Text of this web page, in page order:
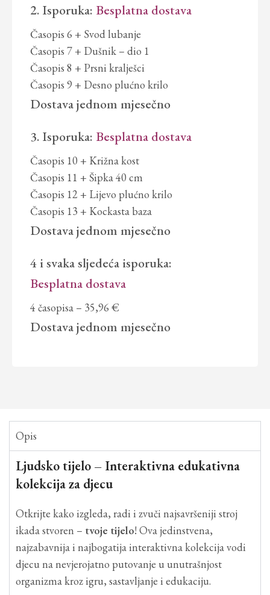
2. Isporuka: Besplatna dostava
Časopis 6 + Svod lubanje
Časopis 7 + Dušnik – dio 1
Časopis 8 + Prsni kralješci
Časopis 9 + Desno plućno krilo
Dostavajednom mjesečno
3. Isporuka: Besplatna dostava
Časopis 10 + Križna kost
Časopis 11 + Šipka 40 cm
Časopis 12 + Lijevo plućno krilo
Časopis 13 + Kockasta baza
Dostavajednom mjesečno
4 i svaka sljedeća isporuka:
Besplatna dostava
4 časopisa – 35,96 €
Dostavajednom mjesečno
Opis
Ljudsko tijelo – Interaktivna edukativna
kolekcija za djecu
Otkrijte kako izgleda, radi i zvuči najsavršeniji stroj
ikada stvoren – tvoje tijelo! Ova jedinstvena,
najzabavnija i najbogatija interaktivna kolekcija vodi
djecu na nevjerojatno putovanje u unutrašnjost
organizma kroz igru, sastavljanje i edukaciju.